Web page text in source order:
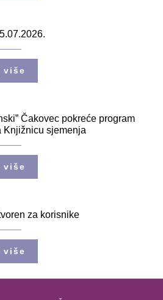
više
Čakovec pokreće program
Knjižnicu sjemenja
više
za korisnike
više